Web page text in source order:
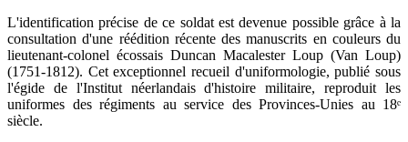
L'identification précise de ce soldat est devenue possible grâce à la
consultation d'une réédition récente des manuscrits en couleurs du
lieutenant-colonel écossais Duncan Macalester Loup (Van Loup)
(1751-1812). Cet exceptionnel recueil d'uniformologie, publié sous
l'égide de l'Institut néerlandais d'histoire militaire, reproduit les
uniformes des régiments au service des Provinces-Unies au 18ᵉ
siècle.